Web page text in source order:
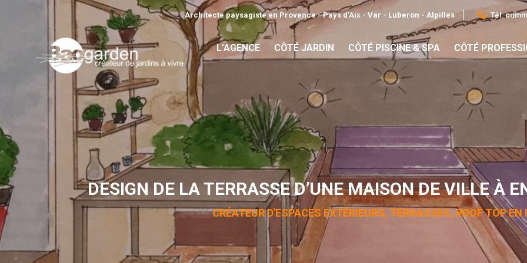
Architecte paysagiste en Provence - Pays d'Aix - Var - Luberon - Alpilles Tél.
L’AGENCE CÔTÉ JARDIN CÔTÉ PISCINE & SPA CÔTÉ
DESIGN DE LA TERRASSE D’UNE MAISON DE VILLE À
CRÉATEUR D'ESPACES EXTÉRIEURS, TERRASSES, ROOF TOP EN